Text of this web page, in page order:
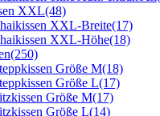
XXL(48)
XXL-Breite(17)
XXL-Höhe(18)
(250)
Größe M(18)
Größe L(17)
Größe M(17)
Größe L(14)